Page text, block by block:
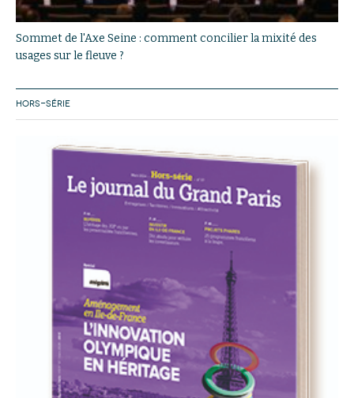
Sommet de l'Axe Seine : comment concilier la mixité des
usages sur le fleuve ?
HORS-SÉRIE